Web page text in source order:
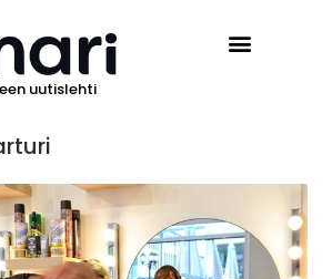
uutislehti